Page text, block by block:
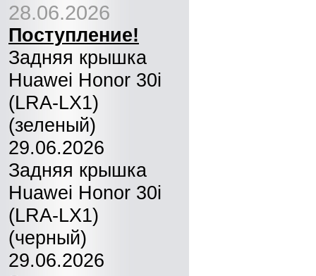
28.06.2026
Поступление!
Задняя крышка
Huawei Honor 30i
(LRA-LX1)
(зеленый)
29.06.2026
Задняя крышка
Huawei Honor 30i
(LRA-LX1)
(черный)
29.06.2026